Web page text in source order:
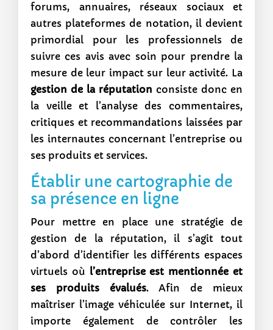
forums, annuaires, réseaux sociaux et
autres plateformes de notation, il devient
primordial pour les professionnels de
suivre ces avis avec soin pour prendre la
mesure de leur impact sur leur activité. La
gestion de la réputation consiste donc en
la veille et l’analyse des commentaires,
critiques et recommandations laissées par
les internautes concernant l’entreprise ou
ses produits et services.
Établir une cartographie de
sa présence en ligne
Pour mettre en place une stratégie de
gestion de la réputation, il s’agit tout
d’abord d’identifier les différents espaces
virtuels où l’entreprise est mentionnée et
ses produits évalués. Afin de mieux
maîtriser l’image véhiculée sur Internet, il
importe également de contrôler les